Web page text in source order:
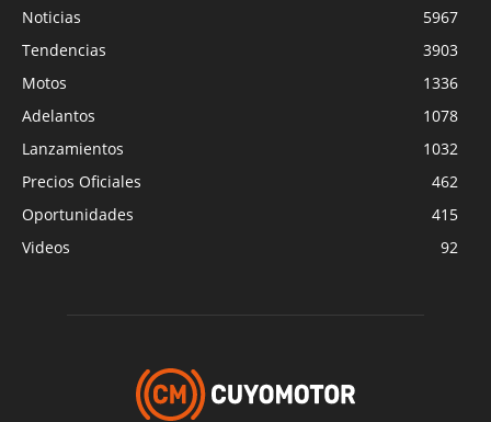
Noticias
5967
Tendencias
3903
Motos
1336
Adelantos
1078
Lanzamientos
1032
Precios Oficiales
462
Oportunidades
415
Videos
92